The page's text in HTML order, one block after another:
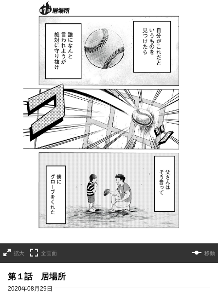
拡大 全画面 移動
第１話 居場所
2020年08月29日